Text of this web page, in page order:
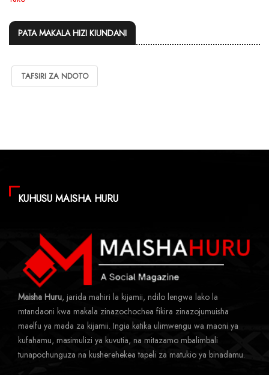
PATA MAKALA HIZI KIUNDANI
TAFSIRI ZA NDOTO
KUHUSU MAISHA HURU
Maisha Huru, jarida mahiri la kijamii, ndilo lengwa lako la
mtandaoni kwa makala zinazochochea fikira zinazojumuisha
maelfu ya mada za kijamii. Ingia katika ulimwengu wa maoni ya
kufahamu, masimulizi ya kuvutia, na mitazamo mbalimbali
tunapochunguza na kusherehekea tapeli za matukio ya binadamu.